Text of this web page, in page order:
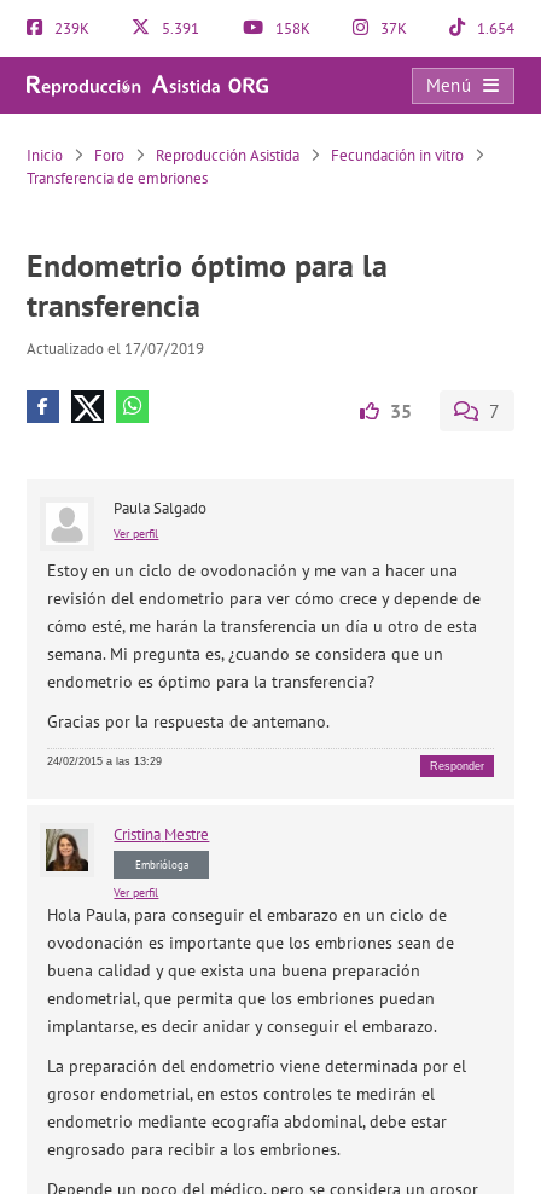
239K 5.391 158K 37K 1.654
Menú
Endometrio óptimo para la transferencia
Inicio Foro Reproducción Asistida
Fecundación in vitro
Transferencia de embriones
Endometrio óptimo para la
transferencia
Actualizado el 17/07/2019
35 7
Paula Salgado
Ver perfil
Estoy en un ciclo de ovodonación y me van a hacer una
revisión del endometrio para ver cómo crece y depende de
cómo esté, me harán la transferencia un día u otro de esta
semana. Mi pregunta es, ¿cuando se considera que un
endometrio es óptimo para la transferencia?
Gracias por la respuesta de antemano.
24/02/2015 a las 13:29 Responder
Cristina Mestre
Embrióloga
Ver perfil
Hola Paula, para conseguir el embarazo en un ciclo de
ovodonación es importante que los embriones sean de
buena calidad y que exista una buena preparación
endometrial, que permita que los embriones puedan
implantarse, es decir anidar y conseguir el embarazo.
La preparación del endometrio viene determinada por el
grosor endometrial, en estos controles te medirán el
endometrio mediante ecografía abdominal, debe estar
engrosado para recibir a los embriones.
Depende un poco del médico, pero se considera un grosor